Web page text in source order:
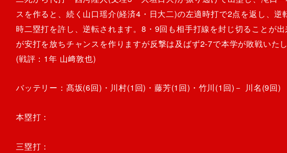
スを作ると、続く山口瑶介(経済4・日大二)の左適時打で2点を返し、
時二塁打を許し、逆転されます。8・9回も相手打線を封じ切ることが
が安打を放ちチャンスを作りますが反撃は及ばず2-7で本学が敗戦いたし
(戦評：1年 山﨑敦也)
バッテリー：髙坂(6回)・川村(1回)・藤芳(1回)・竹川(1回)－ 川名(9回)
本塁打：
三塁打：